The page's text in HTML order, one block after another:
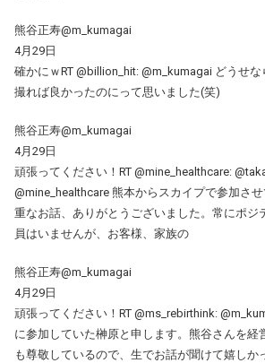
熊谷正寿@m_kumagai
4月29日
確かにｗRT @billion_hit: @m_kumagai どうせ
撮れば良かったのにって思いました(笑)
熊谷正寿@m_kumagai
4月29日
頑張ってください！RT @mine_healthcare:
@mine_healthcare 熊本からスカイプで参加さ
重なお話、ありがとうございました。常にポジ
員はいませんが、お客様、家族の
熊谷正寿@m_kumagai
4月29日
頑張ってください！RT @ms_rebirthink:
に参加していた榊原と申します。熊谷さんを経
も尊敬しているので、生でお話が聞けて嬉しか